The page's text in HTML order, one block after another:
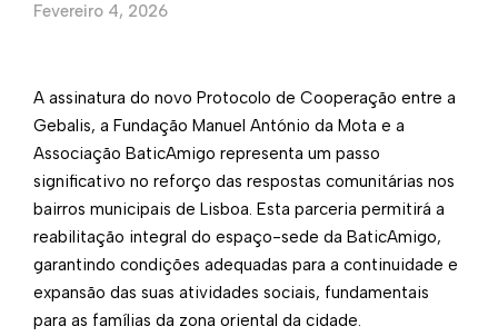
Fevereiro 4, 2026
A assinatura do novo Protocolo de Cooperação entre a
Gebalis, a Fundação Manuel António da Mota e a
Associação BaticAmigo representa um passo
significativo no reforço das respostas comunitárias nos
bairros municipais de Lisboa. Esta parceria permitirá a
reabilitação integral do espaço-sede da BaticAmigo,
garantindo condições adequadas para a continuidade e
expansão das suas atividades sociais, fundamentais
para as famílias da zona oriental da cidade.